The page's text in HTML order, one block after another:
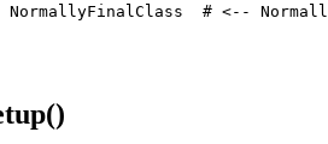
NormallyFinalClass  # <--